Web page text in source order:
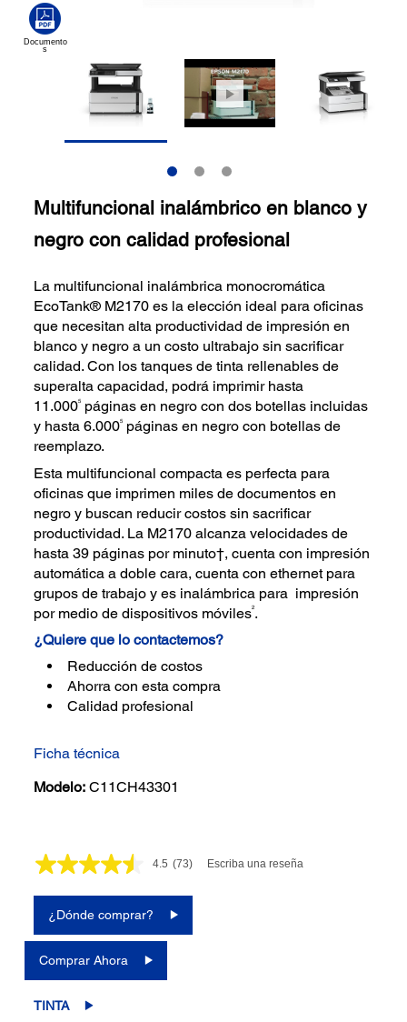
Multifuncional inalámbrico en blanco y
negro con calidad profesional
La multifuncional inalámbrica monocromática
EcoTank® M2170 es la elección ideal para oficinas
que necesitan alta productividad de impresión en
blanco y negro a un costo ultrabajo sin sacrificar
calidad. Con los tanques de tinta rellenables de
superalta capacidad, podrá imprimir hasta
11.0005
páginas en negro con dos botellas incluidas
y hasta 6.0005
páginas en negro con botellas de
reemplazo.
Esta multifuncional compacta es perfecta para
oficinas que imprimen miles de documentos en
negro y buscan reducir costos sin sacrificar
productividad. La M2170 alcanza velocidades de
hasta 39 páginas por minuto†, cuenta con impresión
automática a doble cara, cuenta con ethernet para
grupos de trabajo y es inalámbrica para impresión
por medio de dispositivos móviles2.
¿Quiere que lo contactemos?
Reducción de costos
Ahorra con esta compra
Calidad profesional
Ficha técnica
Modelo: C11CH43301
4.5 Lea
reseñas.
Enlace
(73) Escriba una reseña
¿Dónde comprar?
Comprar Ahora
TINTA